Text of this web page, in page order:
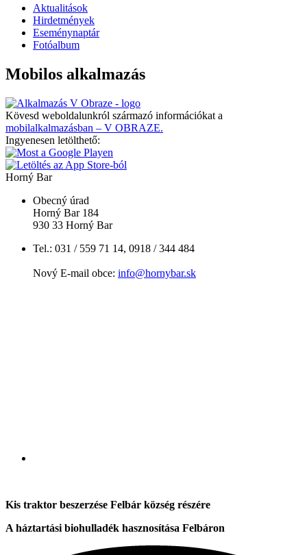
Aktualitások
Hirdetmények
Eseménynaptár
Fotóalbum
Mobilos alkalmazás
Kövesd weboldalunkról származó információkat a
mobilalkalmazásban – V OBRAZE.
Ingyenesen letölthető:
Horný Bar
Obecný úrad
Horný Bar 184
930 33 Horný Bar
Tel.: 031 / 559 71 14, 0918 / 344 484
Nový E-mail obce: info@hornybar.sk
Kis traktor beszerzése Felbár község részére
A háztartási biohulladék hasznosítása Felbáron